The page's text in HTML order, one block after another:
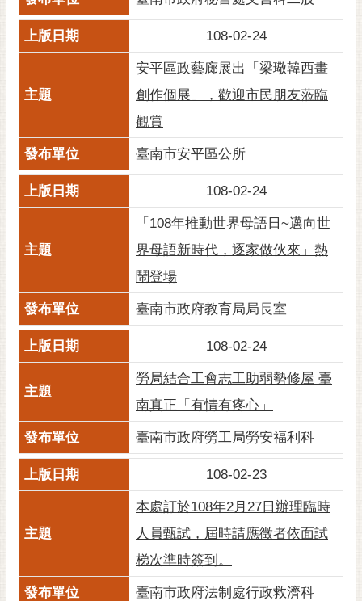
108-02-24
安平區政藝廊展出「梁璥韓西畫
創作個展」，歡迎市民朋友蒞臨
觀賞
臺南市安平區公所
108-02-24
「108年推動世界母語日~邁向世
界母語新時代，逐家做伙來」熱
鬧登場
臺南市政府教育局局長室
108-02-24
勞局結合工會志工助弱勢修屋 臺
南真正「有情有疼心」
臺南市政府勞工局勞安福利科
108-02-23
本處訂於108年2月27日辦理臨時
人員甄試，屆時請應徵者依面試
梯次準時簽到。
臺南市政府法制處行政救濟科